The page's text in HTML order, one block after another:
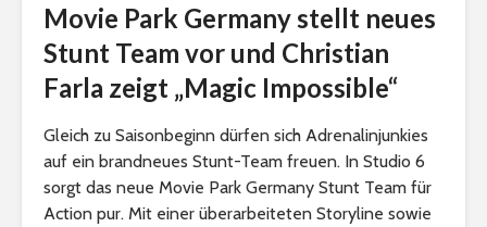
Movie Park Germany stellt neues
Stunt Team vor und Christian
Farla zeigt „Magic Impossible“
Gleich zu Saisonbeginn dürfen sich Adrenalinjunkies
auf ein brandneues Stunt-Team freuen. In Studio 6
sorgt das neue Movie Park Germany Stunt Team für
Action pur. Mit einer überarbeiteten Storyline sowie